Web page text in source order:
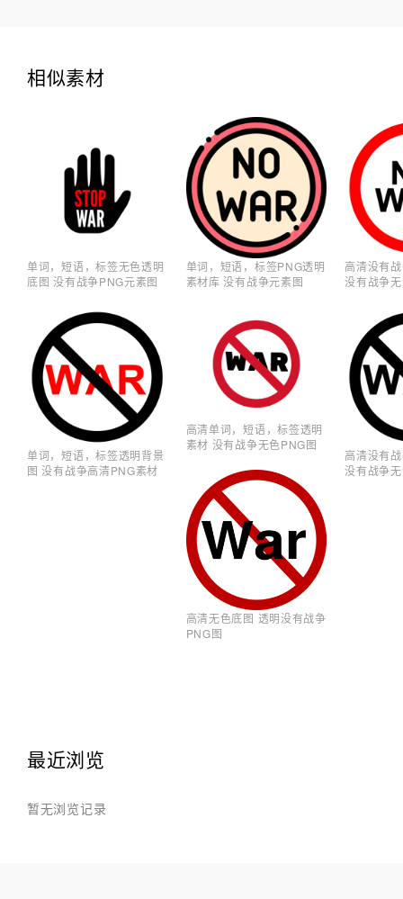
相似素材
单词，短语，标签无色透明
底图 没有战争PNG元素图
单词，短语，标签透明背景
图 没有战争高清PNG素材
单词，短语，标签PNG透明
素材库 没有战争元素图
高清单词，短语，标签透明
素材 没有战争无色PNG图
高清无色底图 透明没有战争
PNG图
高清没有
没有战争
高清没有
没有战争
最近浏览
暂无浏览记录